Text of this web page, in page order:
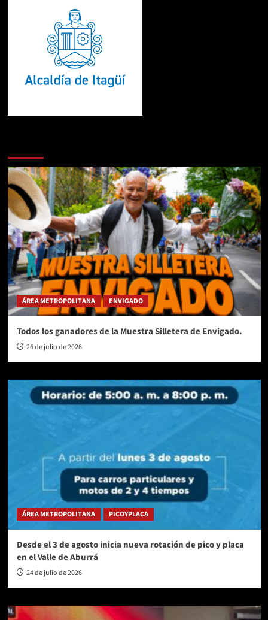
ÁREA METROPOLITANA ENVIGADO
Todos los ganadores de la Muestra Silletera de Envigado.
26 de julio de 2026
ÁREA METROPOLITANA PICOYPLACA
Desde el 3 de agosto inicia nueva rotación de pico y placa
en el Valle de Aburrá
24 de julio de 2026